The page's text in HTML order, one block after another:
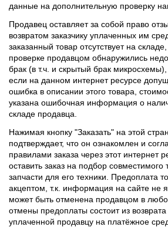
данные на дополнительную проверку
Продавец оставляет за собой право
возвратом заказчику уплаченных им
заказанный товар отсутствует на
проверке продавцом обнаружились
брак (в т.ч. и скрытый брак
если на данном интернет ресурсе
ошибка в описании этого товара,
указана ошибочная информация о
складе продавца.
Нажимая кнопку "Заказать" на этой
подтверждает, что он ознакомлен и
правилами заказа через этот интернет
оставить заказ на подбор
запчасти для его техники. Предоплата
акцептом, т.к. информация на сайте не
может быть отменена продавцом в
отмены предоплаты состоит из
уплаченной продавцу на платёжное